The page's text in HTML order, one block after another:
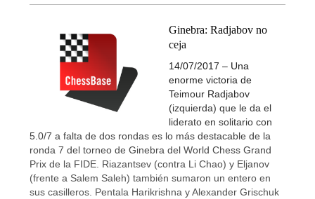
Ginebra: Radjabov no
ceja
14/07/2017 – Una
enorme victoria de
Teimour Radjabov
(izquierda) que le da el
liderato en solitario con
5.0/7 a falta de dos rondas es lo más destacable de la
ronda 7 del torneo de Ginebra del World Chess Grand
Prix de la FIDE. Riazantsev (contra Li Chao) y Eljanov
(frente a Salem Saleh) también sumaron un entero en
sus casilleros. Pentala Harikrishna y Alexander Grischuk